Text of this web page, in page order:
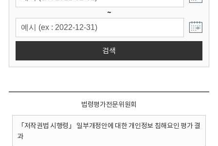
~
검색
법령평가전문위원회
「저작권법 시행령」 일부개정안에 대한 개인정보 침해요인 평가 결
과